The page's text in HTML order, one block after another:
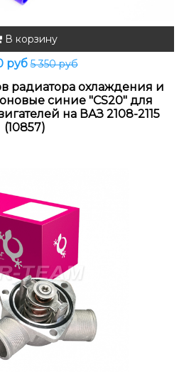
В корзину
руб5 350 руб
радиатора охлаждения и
синие "CS20" для
на ВАЗ 2108-2115
(10857)